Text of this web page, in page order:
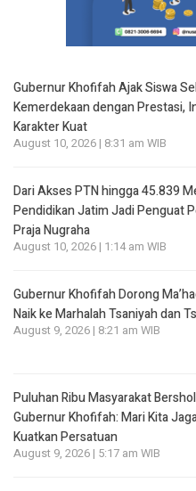
Gubernur Khofifah Ajak Siswa
Kemerdekaan dengan Prestasi,
Karakter Kuat
August 10, 2026 | 8:31 am WIB
Dari Akses PTN hingga 45.839
Pendidikan Jatim Jadi Penguat
Praja Nugraha
August 10, 2026 | 1:14 am WIB
Gubernur Khofifah Dorong
Naik ke Marhalah Tsaniyah dan
August 9, 2026 | 8:21 am WIB
Puluhan Ribu Masyarakat
Gubernur Khofifah: Mari Kita
Kuatkan Persatuan
August 9, 2026 | 5:17 am WIB